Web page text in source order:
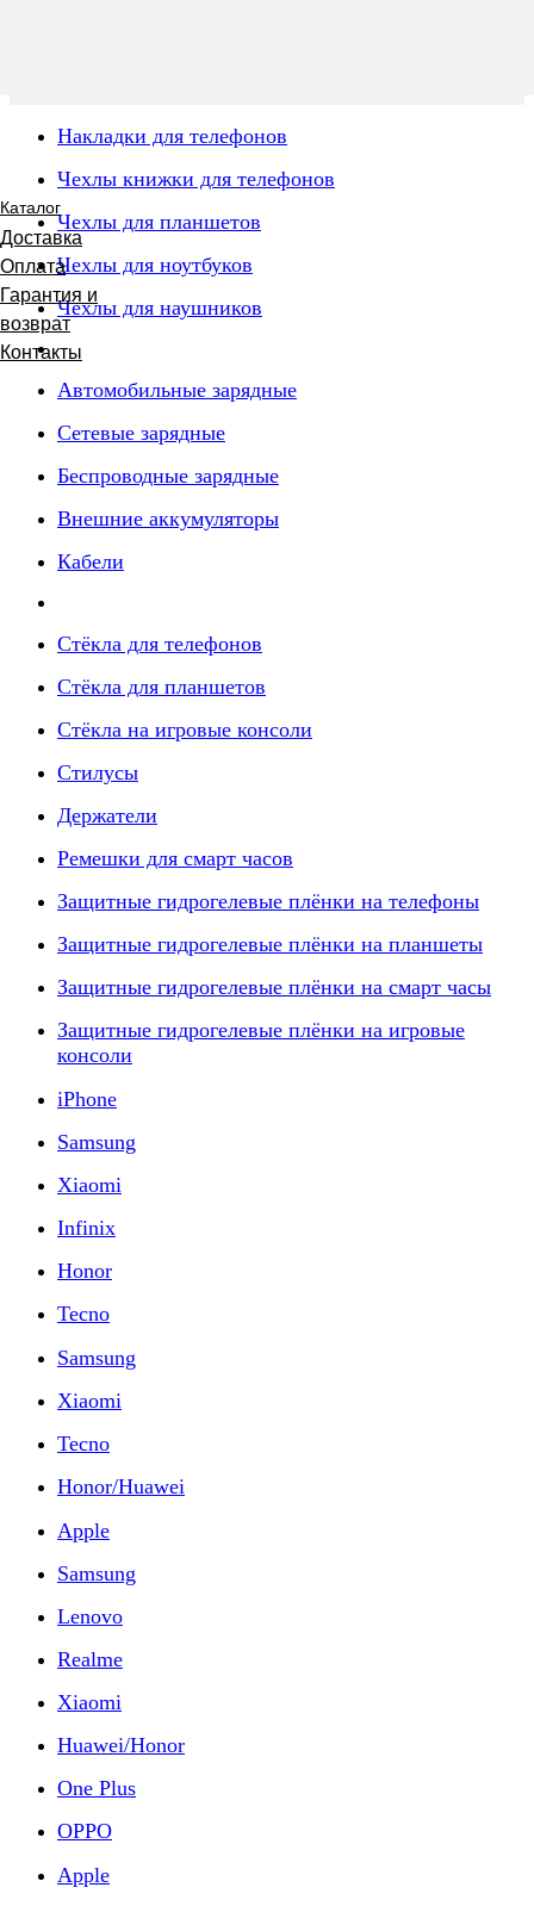
Каталог
Доставка
Оплата
Гарантия и
возврат
Контакты
Накладки для телефонов
Чехлы книжки для телефонов
Чехлы для планшетов
Чехлы для ноутбуков
Чехлы для наушников
Автомобильные зарядные
Сетевые зарядные
Беспроводные зарядные
Внешние аккумуляторы
Кабели
Стёкла для телефонов
Стёкла для планшетов
Стёкла на игровые консоли
Стилусы
Держатели
Ремешки для смарт часов
Защитные гидрогелевые плёнки на телефоны
Защитные гидрогелевые плёнки на планшеты
Защитные гидрогелевые плёнки на смарт часы
Защитные гидрогелевые плёнки на игровые
консоли
iPhone
Samsung
Xiaomi
Infinix
Honor
Tecno
Samsung
Xiaomi
Tecno
Honor/Huawei
Apple
Samsung
Lenovo
Realme
Xiaomi
Huawei/Honor
One Plus
OPPO
Apple